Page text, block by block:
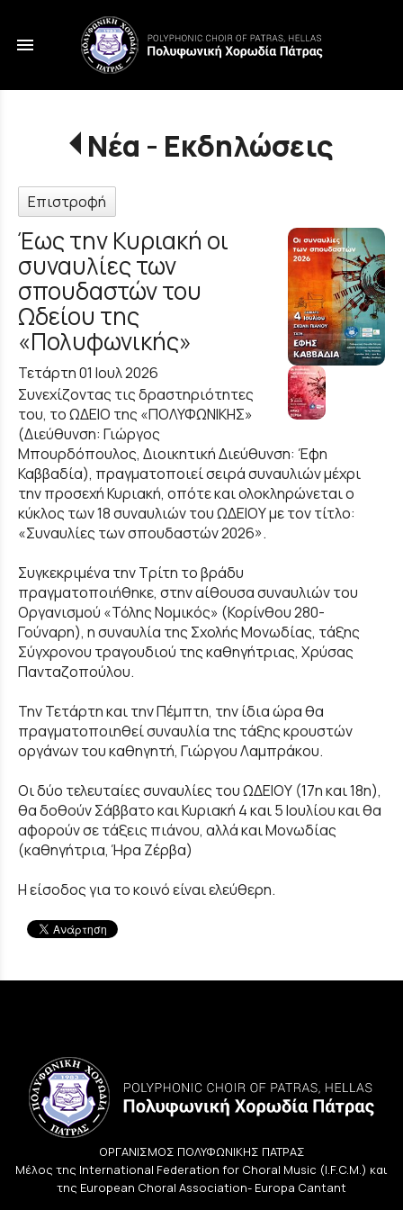
menu
Νέα - Εκδηλώσεις
Επιστροφή
Έως την Κυριακή οι
συναυλίες των
σπουδαστών του
Ωδείου της
«Πολυφωνικής»
Τετάρτη 01 Ιουλ 2026
Συνεχίζοντας τις δραστηριότητες
του, το ΩΔΕΙΟ της «ΠΟΛΥΦΩΝΙΚΗΣ»
(Διεύθυνση: Γιώργος
Μπουρδόπουλος, Διοικητική Διεύθυνση: Έφη
Καββαδία), πραγματοποιεί σειρά συναυλιών μέχρι
την προσεχή Κυριακή, οπότε και ολοκληρώνεται ο
κύκλος των 18 συναυλιών του ΩΔΕΙΟΥ με τον τίτλο:
«Συναυλίες των σπουδαστών 2026».
Συγκεκριμένα την Τρίτη το βράδυ
πραγματοποιήθηκε, στην αίθουσα συναυλιών του
Οργανισμού «Τόλης Νομικός» (Κορίνθου 280-
Γούναρη), η συναυλία της Σχολής Μονωδίας, τάξης
Σύγχρονου τραγουδιού της καθηγήτριας, Χρύσας
Πανταζοπούλου.
Την Τετάρτη και την Πέμπτη, την ίδια ώρα θα
πραγματοποιηθεί συναυλία της τάξης κρουστών
οργάνων του καθηγητή, Γιώργου Λαμπράκου.
Οι δύο τελευταίες συναυλίες του ΩΔΕΙΟΥ (17η και 18η),
θα δοθούν Σάββατο και Κυριακή 4 και 5 Ιουλίου και θα
αφορούν σε τάξεις πιάνου, αλλά και Μονωδίας
(καθηγήτρια, Ήρα Ζέρβα)
Η είσοδος για το κοινό είναι ελεύθερη.
ΟΡΓΑΝΙΣΜΟΣ ΠΟΛΥΦΩΝΙΚΗΣ ΠΑΤΡΑΣ
Μέλος της International Federation for Choral Music (I.F.C.M.) και
της European Choral Association- Europa Cantant